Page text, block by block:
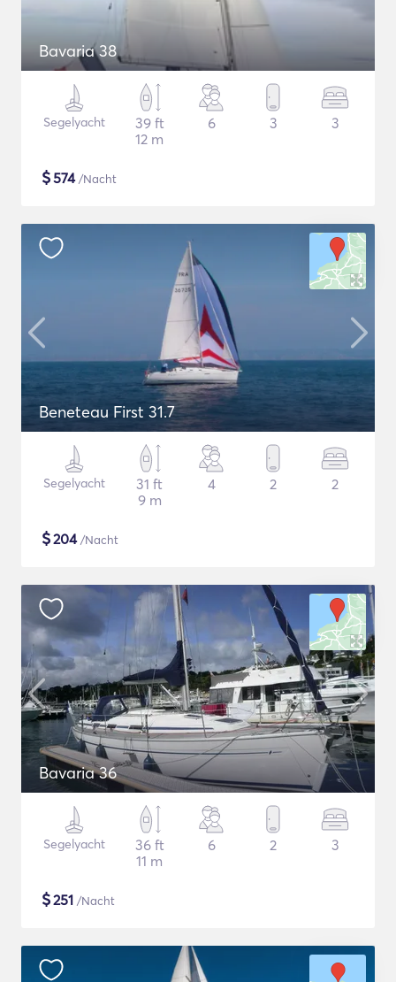
Bavaria 38
Segelyacht
39 ft
12 m
6 3 3
$574/Nacht
Beneteau First 31.7
Segelyacht
31 ft
9 m
4 2 2
$204/Nacht
Bavaria 36
Segelyacht
36 ft
11 m
6 2 3
$251 /Nacht